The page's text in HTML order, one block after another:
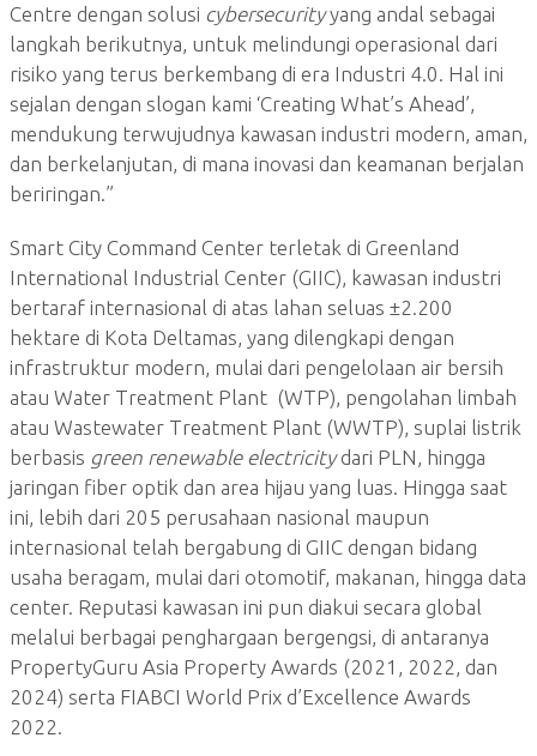
Centre dengan solusi cybersecurityyang andal sebagai
langkah berikutnya, untuk melindungi operasional dari
risiko yang terus berkembang di era Industri 4.0. Hal ini
sejalan dengan slogan kami ‘Creating What’s Ahead’,
mendukung terwujudnya kawasan industri modern, aman,
dan berkelanjutan, di mana inovasi dan keamanan berjalan
beriringan.”
Smart City Command Center terletak di Greenland
International Industrial Center (GIIC), kawasan industri
bertaraf internasional di atas lahan seluas ±2.200
hektare di Kota Deltamas, yang dilengkapi dengan
infrastruktur modern, mulai dari pengelolaan air bersih
atau Water Treatment Plant (WTP), pengolahan limbah
atau Wastewater Treatment Plant (WWTP), suplai listrik
berbasis green renewable electricitydari PLN, hingga
jaringan fiber optik dan area hijau yang luas. Hingga saat
ini, lebih dari 205 perusahaan nasional maupun
internasional telah bergabung di GIIC dengan bidang
usaha beragam, mulai dari otomotif, makanan, hingga data
center. Reputasi kawasan ini pun diakui secara global
melalui berbagai penghargaan bergengsi, di antaranya
PropertyGuru Asia Property Awards (2021, 2022, dan
2024) serta FIABCI World Prix d’Excellence Awards
2022.